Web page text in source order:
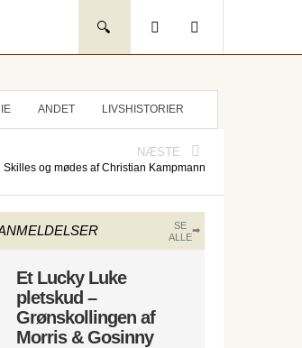
ANDET LIVSHISTORIER
NÆSTE
Skilles og mødes af Christian Kampmann
SE
ALLE
Et Lucky Luke
pletskud –
Grønskollingen af
Morris & Gosinny